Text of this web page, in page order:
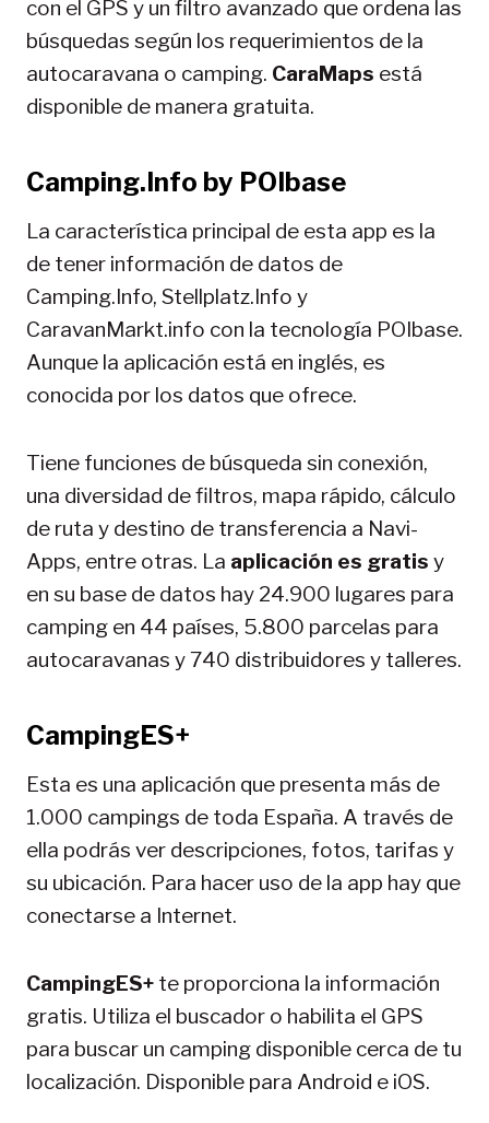
con el GPS y un filtro avanzado que ordena las
búsquedas según los requerimientos de la
autocaravana o camping. CaraMaps está
disponible de manera gratuita.
Camping.Info by POIbase
La característica principal de esta app es la
de tener información de datos de
Camping.Info, Stellplatz.Info y
CaravanMarkt.info con la tecnología POIbase.
Aunque la aplicación está en inglés, es
conocida por los datos que ofrece.
Tiene funciones de búsqueda sin conexión,
una diversidad de filtros, mapa rápido, cálculo
de ruta y destino de transferencia a Navi-
Apps, entre otras. La aplicación es gratis y
en su base de datos hay 24.900 lugares para
camping en 44 países, 5.800 parcelas para
autocaravanas y 740 distribuidores y talleres.
CampingES+
Esta es una aplicación que presenta más de
1.000 campings de toda España. A través de
ella podrás ver descripciones, fotos, tarifas y
su ubicación. Para hacer uso de la app hay que
conectarse a Internet.
CampingES+ te proporciona la información
gratis. Utiliza el buscador o habilita el GPS
para buscar un camping disponible cerca de tu
localización. Disponible para Android e iOS.